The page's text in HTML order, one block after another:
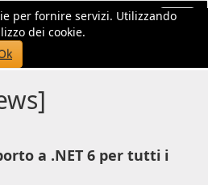
per fornire servizi. Utilizzando
dei cookie.
a .NET 6 per tutti i